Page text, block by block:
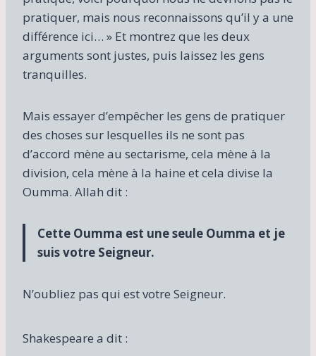
pratiquer, mais nous reconnaissons qu’il y a une
différence ici… » Et montrez que les deux
arguments sont justes, puis laissez les gens
tranquilles.
Mais essayer d’empêcher les gens de pratiquer
des choses sur lesquelles ils ne sont pas
d’accord mène au sectarisme, cela mène à la
division, cela mène à la haine et cela divise la
Oumma. Allah dit :
Cette Oumma est une seule Oumma et je
suis votre Seigneur.
N’oubliez pas qui est votre Seigneur.
Shakespeare a dit :